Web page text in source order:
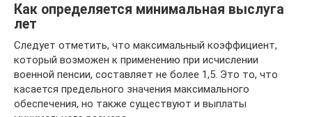
Как определяется минимальная выслуга
лет
Следует отметить, что максимальный коэффициент,
который возможен к применению при исчислении
военной пенсии, составляет не более 1,5. Это то, что
касается предельного значения максимального
обеспечения, но также существуют и выплаты